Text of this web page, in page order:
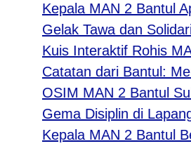
Kepala MAN 2 Bantul
Gelak Tawa dan
Kuis Interaktif Rohis MAN
Catatan dari Bantul:
OSIM MAN 2 Bantul
Gema Disiplin di
Kepala MAN 2 Bantul